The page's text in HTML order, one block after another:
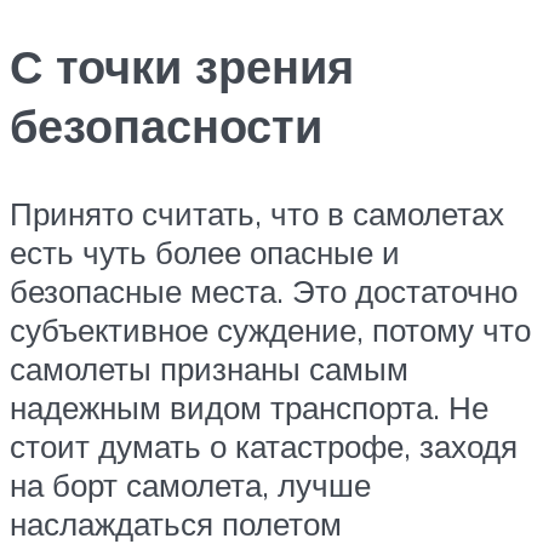
С точки зрения
безопасности
Принято считать, что в самолетах
есть чуть более опасные и
безопасные места. Это достаточно
субъективное суждение, потому что
самолеты признаны самым
надежным видом транспорта. Не
стоит думать о катастрофе, заходя
на борт самолета, лучше
наслаждаться полетом